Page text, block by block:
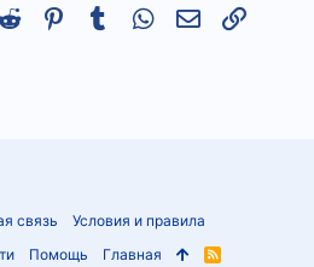
Reddit Pinterest
Tumblr WhatsAppСсылка
связь
Условия и правила
Помощь Главная
R